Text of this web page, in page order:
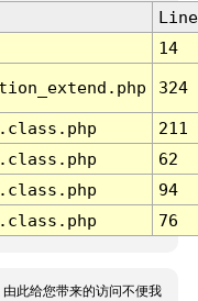
Line
14
324
211
62
94
76
此给您带来的访问不便我